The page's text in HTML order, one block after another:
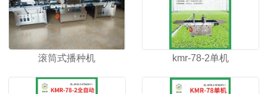
滚筒式播种机 kmr-78-2单机